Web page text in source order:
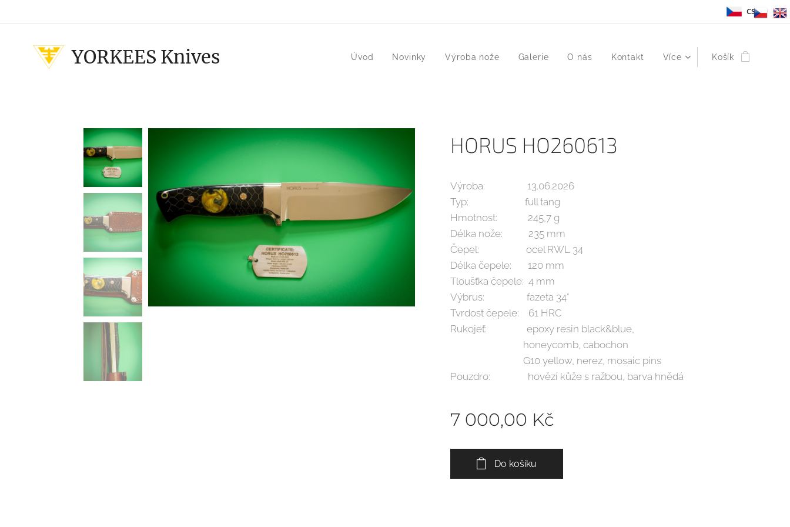
CS
YORKEES Knives Úvod Novinky Výroba nože Galerie O nás Kontakt Více Košík
HORUS HO260613
Výroba: 13.06.2026
Typ: full tang
Hmotnost: 245,7 g
Délka nože: 235 mm
Čepel: ocel RWL 34
Délka čepele: 120 mm
Tloušťka čepele: 4 mm
Výbrus: fazeta 34°
Tvrdost čepele: 61 HRC
Rukojeť: epoxy resin black&blue,
honeycomb, cabochon
G10 yellow, nerez, mosaic pins
Pouzdro: hovězí kůže s ražbou, barva hnědá
7 000,00 Kč
Do košíku